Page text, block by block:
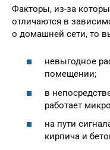
Факторы, из-за
отличаются в
о домашней сети, то
невыгодное
помещении;
в
работает
на пути
кирпича и